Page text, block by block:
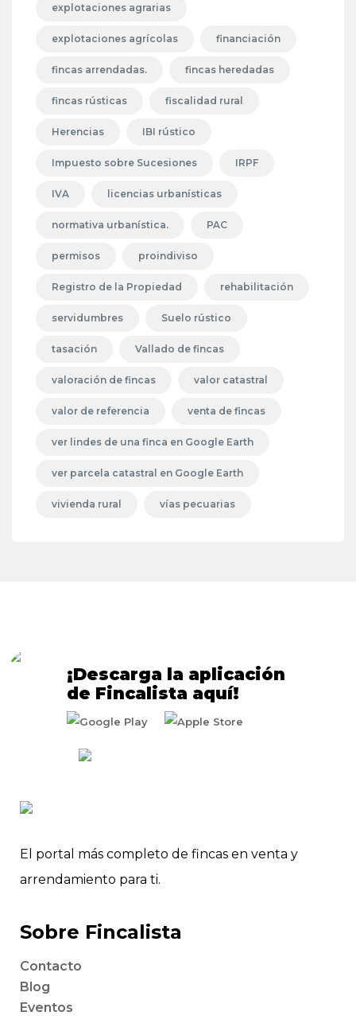
explotaciones agrarias
explotaciones agrícolas financiación
fincas arrendadas. fincas heredadas
fincas rústicas fiscalidad rural
Herencias IBI rústico
Impuesto sobre Sucesiones IRPF
IVA licencias urbanísticas
normativa urbanística. PAC
permisos proindiviso
Registro de la Propiedad rehabilitación
servidumbres Suelo rústico
tasación Vallado de fincas
valoración de fincas valor catastral
valor de referencia venta de fincas
ver lindes de una finca en Google Earth
ver parcela catastral en Google Earth
vivienda rural vías pecuarias
El portal más completo de fincas en venta y
arrendamiento para ti.
Sobre Fincalista
Contacto
Blog
Eventos
¡Descarga la aplicación
de Fincalista aquí!